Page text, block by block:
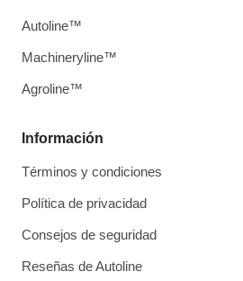
Información
Términos y condiciones
Política de privacidad
Consejos de seguridad
Reseñas de Autoline
Autoline™
Machineryline™
Agroline™